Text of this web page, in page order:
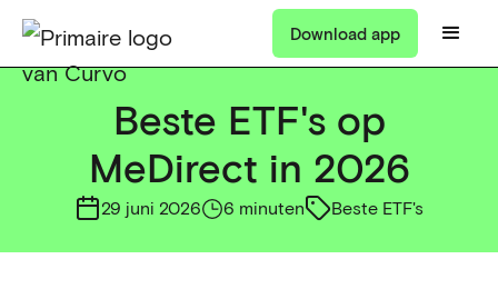
Download app
Beste ETF's op
MeDirect in 2026
29 juni 2026 6 minuten Beste ETF's